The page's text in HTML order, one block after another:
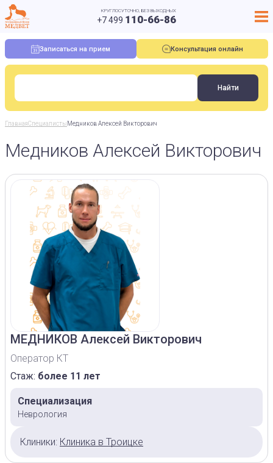
КРУГЛОСУТОЧНО, БЕЗ ВЫХОДНЫХ
+7 499 110-66-86
Записаться на прием Консультация онлайн
ГлавнаяСпециалистыМедников Алексей Викторович
Медников Алексей Викторович
МЕДНИКОВ Алексей Викторович
Оператор КТ
Стаж: более 11 лет
Специализация
Неврология
Клиники: Клиника в Троицке